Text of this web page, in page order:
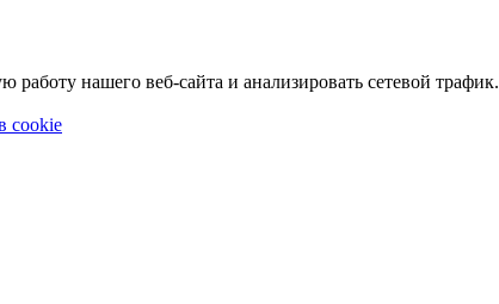
нашего веб-сайта и анализировать сетевой трафик.
cookie